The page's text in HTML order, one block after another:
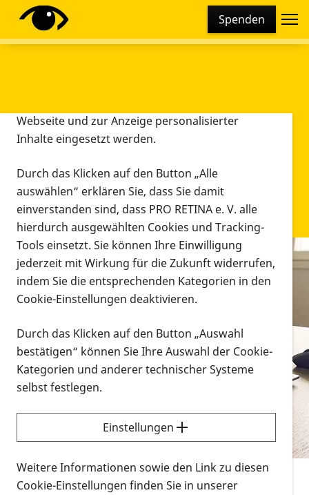
Spenden
Infomaterial
Infomaterial
Vorlesen
Alle Infomaterialien in verschiedenen
Formaten an einem Ort
Sie möchten wissen, wie Sie nach Infonmaterial
suchen und dieses bestellen bzw. herunterladen
können? Schauen Sie sich dieErklärvideos zum
Thema Infomaterial auf der PRO RETINA-Website
für blinde und sehbehinderte Menschen an.
Diese Webseite setzt verschiedene Cookies und
Tracking-Tools ein. Dies beinhaltet Cookies und
Webseite und zur Anzeige personalisierter
Inhalte eingesetzt werden.
Durch das Klicken auf den Button „Alle
auswählen“ erklären Sie, dass Sie damit
einverstanden sind, dass PRO RETINA e. V. alle
hierdurch ausgewählten Cookies und Tracking-
Tools einsetzt. Sie können Ihre Einwilligung
jederzeit mit Wirkung für die Zukunft widerrufen,
indem Sie die entsprechenden Kategorien in den
Cookie-Einstellungen deaktivieren.
Durch das Klicken auf den Button „Auswahl
bestätigen“ können Sie Ihre Auswahl der Cookie-
Kategorien und anderer technischer Systeme
selbst festlegen.
Einstellungen
Weitere Informationen sowie den Link zu diesen
Cookie-Einstellungen finden Sie in unserer